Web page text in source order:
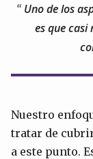
Uno de los
es que
Nuestro
tratar de
a este punto.